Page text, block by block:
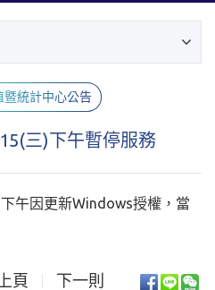
暨統計中心公告
三)下午暫停服務
午因更新Windows授權，當
頁 下一則